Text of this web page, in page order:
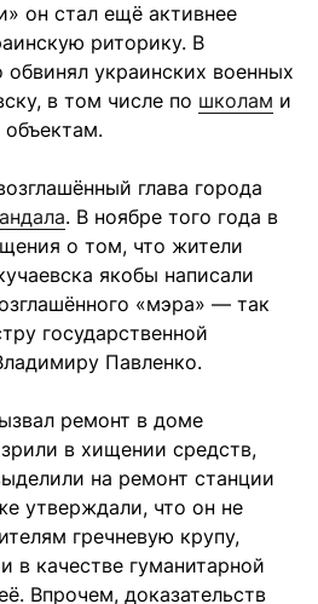
он стал ещё активнее
риторику. В
обвинял украинских военных
в том числе по школам и
глава города
. В ноябре того года в
о том, что жители
якобы написали
«мэра» — так
государственной
Павленко.
ремонт в доме
в хищении средств,
на ремонт станции
утверждали, что он не
гречневую крупу,
в качестве гуманитарной
Впрочем, доказательств